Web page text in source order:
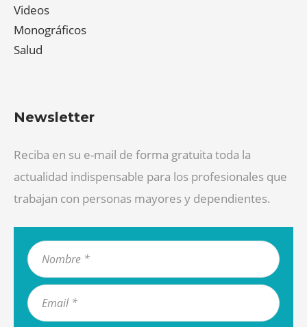
Videos
Monográficos
Salud
Newsletter
Reciba en su e-mail de forma gratuita toda la
actualidad indispensable para los profesionales que
trabajan con personas mayores y dependientes.